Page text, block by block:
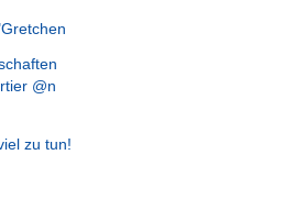
@n
zu tun!